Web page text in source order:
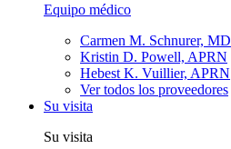
Equipo médico
Carmen M. Schnurer, MD
Kristin D. Powell, APRN
Hebest K. Vuillier, APRN
Ver todos los proveedores
Su visita
Su visita